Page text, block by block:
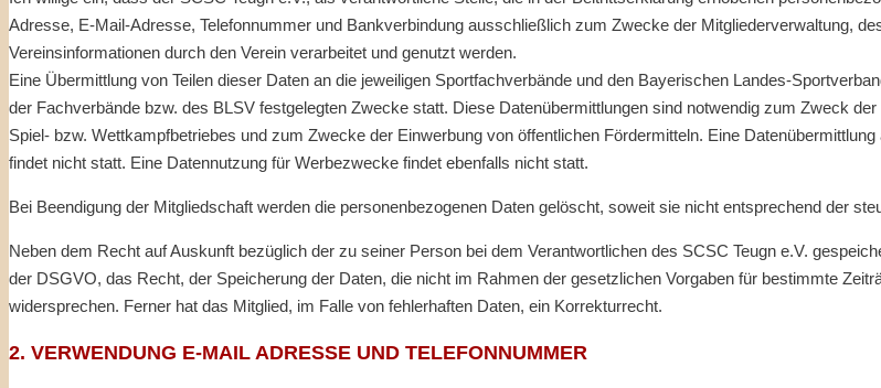
Adresse, E-Mail-Adresse, Telefonnummer und Bankverbindung ausschließlich zum Zwecke der Mitgliederverwaltung,
Vereinsinformationen durch den Verein verarbeitet und genutzt werden.
Eine Übermittlung von Teilen dieser Daten an die jeweiligen Sportfachverbände und den Bayerischen Landes-
der Fachverbände bzw. des BLSV festgelegten Zwecke statt. Diese Datenübermittlungen sind notwendig zum Zweck
Spiel- bzw. Wettkampfbetriebes und zum Zwecke der Einwerbung von öffentlichen Fördermitteln. Eine
findet nicht statt. Eine Datennutzung für Werbezwecke findet ebenfalls nicht statt.
Bei Beendigung der Mitgliedschaft werden die personenbezogenen Daten gelöscht, soweit sie nicht entsprechend der
Neben dem Recht auf Auskunft bezüglich der zu seiner Person bei dem Verantwortlichen des SCSC Teugn e.V.
der DSGVO, das Recht, der Speicherung der Daten, die nicht im Rahmen der gesetzlichen Vorgaben für bestimmte
widersprechen. Ferner hat das Mitglied, im Falle von fehlerhaften Daten, ein Korrekturrecht.
2. VERWENDUNG E-MAIL ADRESSE UND TELEFONNUMMER